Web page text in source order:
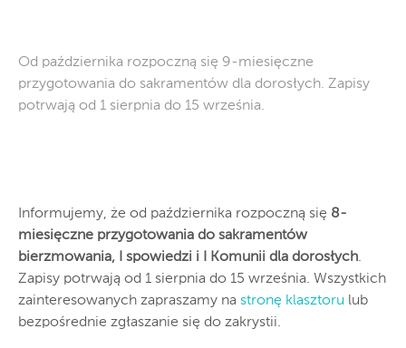
Od października rozpoczną się 9-miesięczne
przygotowania do sakramentów dla dorosłych. Zapisy
potrwają od 1 sierpnia do 15 września.
Informujemy, że od października rozpoczną się 8-
miesięczne przygotowania do sakramentów
bierzmowania, I spowiedzi i I Komunii dla dorosłych.
Zapisy potrwają od 1 sierpnia do 15 września. Wszystkich
zainteresowanych zapraszamy na stronę klasztoru lub
bezpośrednie zgłaszanie się do zakrystii.